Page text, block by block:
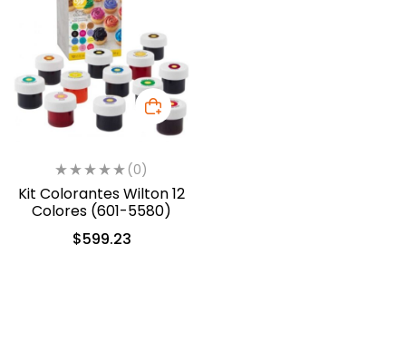
(0)
Kit Colorantes Wilton 12
Colores (601-5580)
$599.23